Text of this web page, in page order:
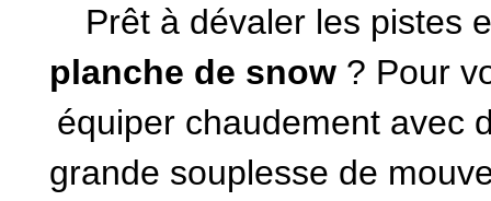
Prêt à dévaler les pistes
planche de snow ? Pour
équiper chaudement avec
grande souplesse de